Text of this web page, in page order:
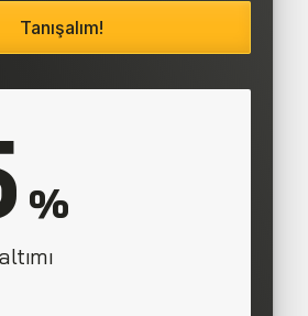
Tanışalım!
%